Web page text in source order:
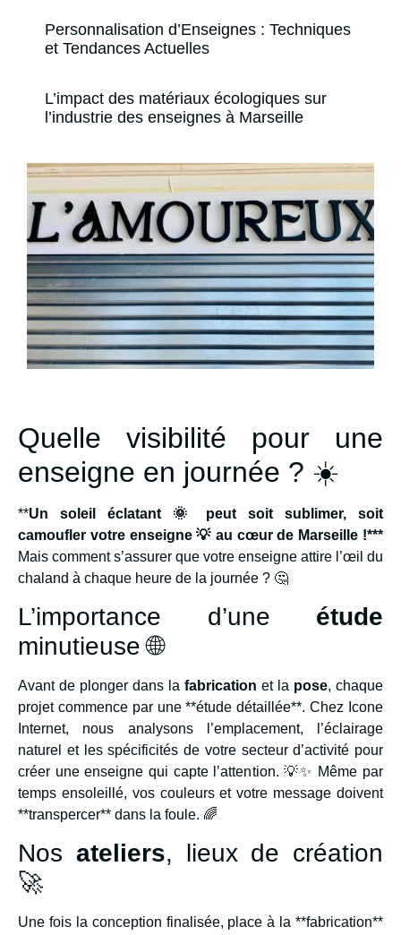
Personnalisation d’Enseignes : Techniques
et Tendances Actuelles
L’impact des matériaux écologiques sur
l’industrie des enseignes à Marseille
Quelle visibilité pour une
enseigne en journée ? ☀️
**Un soleil éclatant 🌞 peut soit sublimer, soit
camoufler votre enseigne 💡 au cœur de Marseille !***
Mais comment s’assurer que votre enseigne attire l’œil du
chaland à chaque heure de la journée ? 🤔
L’importance d’une étude
minutieuse 🌐
Avant de plonger dans la fabrication et la pose, chaque
projet commence par une **étude détaillée**. Chez Icone
Internet, nous analysons l’emplacement, l’éclairage
naturel et les spécificités de votre secteur d’activité pour
créer une enseigne qui capte l’attention. 💡✨ Même par
temps ensoleillé, vos couleurs et votre message doivent
**transpercer** dans la foule. 🌈
Nos ateliers, lieux de création
🚀
Une fois la conception finalisée, place à la **fabrication**